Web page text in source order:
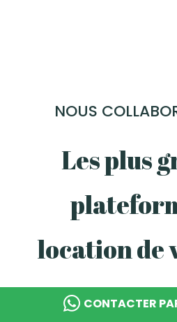
CONTACTER
NOUS
Les plus
location de
au